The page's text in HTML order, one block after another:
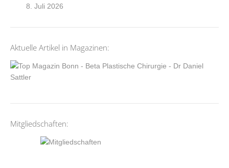
8. Juli 2026
Aktuelle Artikel in Magazinen:
Mitgliedschaften: